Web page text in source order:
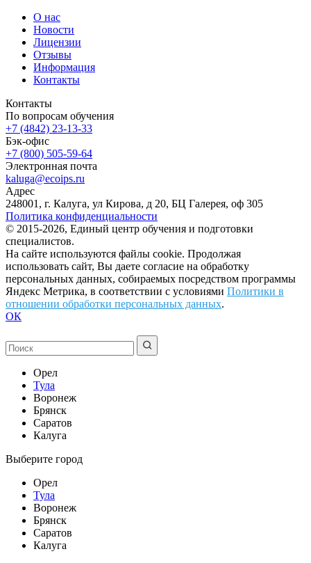
О нас
Новости
Лицензии
Отзывы
Информация
Контакты
Контакты
По вопросам обучения
+7 (4842) 23-13-33
Бэк-офис
+7 (800) 505-59-64
Электронная почта
kaluga@ecoips.ru
Адрес
248001, г. Калуга, ул Кирова, д 20, БЦ Галерея, оф 305
Политика конфиденциальности
© 2015-2026, Единый центр обучения и подготовки
специалистов.
На сайте используются файлы cookie. Продолжая
использовать сайт, Вы даете согласие на обработку
персональных данных, собираемых посредством программы
Яндекс Метрика, в соответствии с условиями Политики в
отношении обработки персональных данных.
ОК
Орел
Тула
Воронеж
Брянск
Саратов
Калуга
Выберите город
Орел
Тула
Воронеж
Брянск
Саратов
Калуга